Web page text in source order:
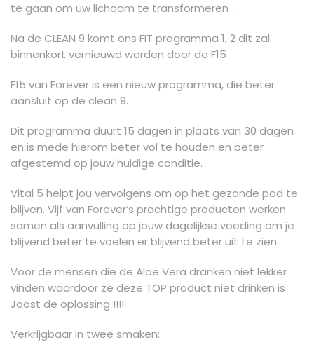
te gaan om uw lichaam te transformeren .
Na de CLEAN 9 komt ons FIT programma 1, 2 dit zal
binnenkort vernieuwd worden door de F15
F15 van Forever is een nieuw programma, die beter
aansluit op de clean 9.
Dit programma duurt 15 dagen in plaats van 30 dagen
en is mede hierom beter vol te houden en beter
afgestemd op jouw huidige conditie.
Vital 5 helpt jou vervolgens om op het gezonde pad te
blijven. Vijf van Forever’s prachtige producten werken
samen als aanvulling op jouw dagelijkse voeding om je
blijvend beter te voelen er blijvend beter uit te zien.
Voor de mensen die de Aloë Vera dranken niet lekker
vinden waardoor ze deze TOP product niet drinken is
Joost de oplossing !!!!
Verkrijgbaar in twee smaken: